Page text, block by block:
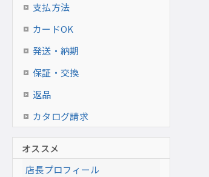
支払方法
カードOK
発送・納期
保証・交換
返品
カタログ請求
オススメ
店長プロフィール